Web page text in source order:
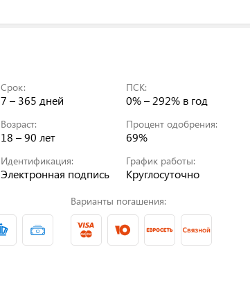
Срок:
7 – 365 дней
ПСК:
0% – 292% в год
Возраст:
18 – 90 лет
Процент одобрения:
69%
Идентификация:
Электронная подпись
График работы:
Круглосуточно
Варианты погашения: